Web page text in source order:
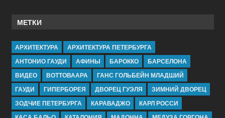
МЕТКИ
АРХИТЕКТУРА
АРХИТЕКТУРА ПЕТЕРБУРГА
АНТОНИО ГАУДИ
АФИНЫ БАРОККО
БАРСЕЛОНА
ВИДЕО
ВОТТОВААРА
ГАНС ГОЛЬБЕЙН МЛАДШИЙ
ГАУДИ
ГИПЕРБОРЕЯ ДВОРЕЦ ГУЭЛЯ
ЗИМНИЙ ДВОРЕЦ
ЗОДЧИЕ ПЕТЕРБУРГА
КАРАВАДЖО
КАРЛ РОССИ